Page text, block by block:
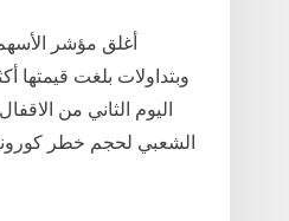
اليوم الثاني من
الشعبي لحجم خطر